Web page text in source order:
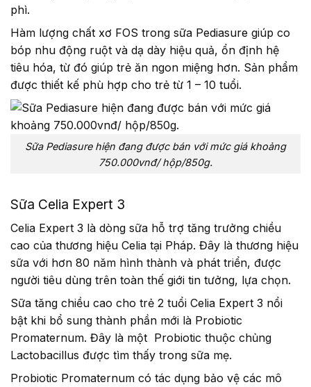
phì.
Hàm lượng chất xơ FOS trong sữa Pediasure giúp co
bóp nhu động ruột và dạ dày hiệu quả, ổn định hệ
tiêu hóa, từ đó giúp trẻ ăn ngon miệng hơn. Sản phẩm
được thiết kế phù hợp cho trẻ từ 1 – 10 tuổi.
Sữa Pediasure hiện đang được bán với mức giá khoảng
750.000vnđ/ hộp/850g.
Sữa Celia Expert 3
Celia Expert 3 là dòng sữa hỗ trợ tăng trưởng chiều
cao của thương hiệu Celia tại Pháp. Đây là thương hiệu
sữa với hơn 80 năm hình thành và phát triển, được
người tiêu dùng trên toàn thế giới tin tưởng, lựa chọn.
Sữa tăng chiều cao cho trẻ 2 tuổi Celia Expert 3 nổi
bật khi bổ sung thành phần mới là Probiotic
Promaternum. Đây là một Probiotic thuộc chủng
Lactobacillus được tìm thấy trong sữa mẹ.
Probiotic Promaternum có tác dụng bảo vệ các mô